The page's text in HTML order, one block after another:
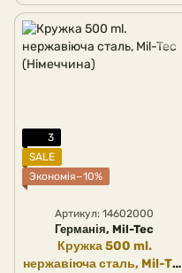
3
SALE
Экономія−10%
Артикул: 14602000
Германія, Mil-Tec
Кружка 500 ml.
нержавіюча сталь, Mil-Tec